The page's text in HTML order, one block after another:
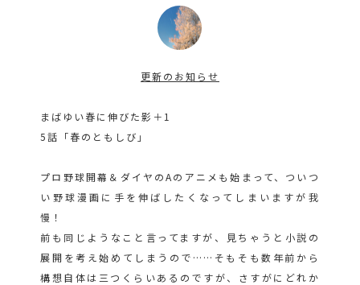
更新のお知らせ
まばゆい春に伸びた影＋1
5話「春のともしび」
プロ野球開幕＆ダイヤのAのアニメも始まって、ついつ
い野球漫画に手を伸ばしたくなってしまいますが我
慢！
前も同じようなこと言ってますが、見ちゃうと小説の
展開を考え始めてしまうので……そもそも数年前から
構想自体は三つくらいあるのですが、さすがにどれか